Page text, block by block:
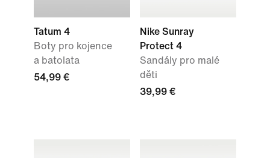
Tatum 4
Boty pro kojence
a batolata
54,99 €
Nike Sunray
Protect 4
Sandály pro malé
děti
39,99 €